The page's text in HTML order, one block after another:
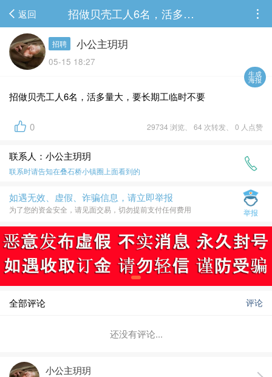
生成
海报
返回 招做贝壳工人6名，活多量大，要长期工临时不要
招聘 小公主玥玥
05-15 18:27
招做贝壳工人6名，活多量大，要长期工临时不要
0 29734 浏览、 64 次转发、 0 人点赞
联系人：小公主玥玥
联系时请告知在叠石桥小镇圈 上面看到的
如遇无效、虚假、诈骗信息，请立即举报
为了您的资金安全，请见面交易，切勿提前支付任何费用 举报
全部评论 评论
还没有评论...
小公主玥玥